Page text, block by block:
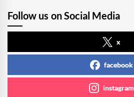
Follow us on Social Media
x
facebook
instagram